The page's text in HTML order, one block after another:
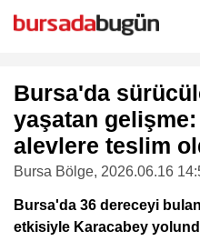
Bursa'da
yaşatan
alevlere teslim
Bursa Bölge, 2026.06.16
Bursa'da 36 dereceyi bulan
etkisiyle Karacabey